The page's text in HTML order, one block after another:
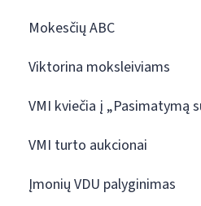
Mokesčių ABC
Viktorina moksleiviams
VMI kviečia į „Pasimatymą
VMI turto aukcionai
Įmonių VDU palyginimas